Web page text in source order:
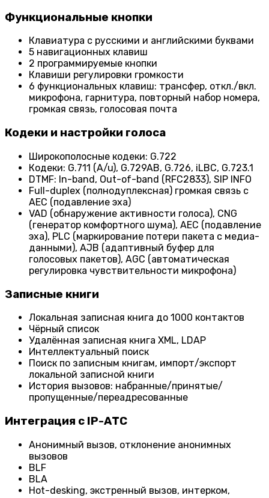
Функциональные кнопки
Клавиатура с русскими и английскими буквами
5 навигационных клавиш
2 программируемые кнопки
Клавиши регулировки громкости
6 функциональных клавиш: трансфер, откл./вкл.
микрофона, гарнитура, повторный набор номера,
громкая связь, голосовая почта
Кодеки и настройки голоса
Широкополосные кодеки: G.722
Кодеки: G.711 (A/u), G.729AB, G.726, iLBC, G.723.1
DTMF: In-band, Out-of-band (RFC2833), SIP INFO
Full-duplex (полнодуплексная) громкая связь с
AEC (подавление эха)
VAD (обнаружение активности голоса), CNG
(генератор комфортного шума), AEC (подавление
эха), PLC (маркирование потери пакета с медиа-
данными), AJB (адаптивный буфер для
голосовых пакетов), AGC (автоматическая
регулировка чувствительности микрофона)
Записные книги
Локальная записная книга до 1000 контактов
Чёрный список
Удалённая записная книга XML, LDAP
Интеллектуальный поиск
Поиск по записным книгам, импорт/экспорт
локальной записной книги
История вызовов: набранные/принятые/
пропущенные/переадресованные
Интеграция с IP-АТС
Анонимный вызов, отклонение анонимных
вызовов
BLF
BLA
Hot-desking, экстренный вызов, интерком,